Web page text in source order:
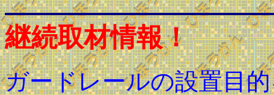
継続取材情報！
ガードレールの設置目